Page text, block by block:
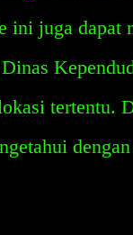
ini juga dapat
tertentu.